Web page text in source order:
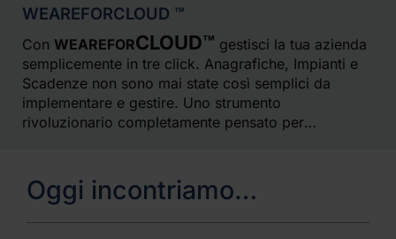
WEAREFORCLOUD ™
Con WEAREFORCLOUD™ gestisci la tua azienda
semplicemente in tre click. Anagrafiche, Impianti e
Scadenze non sono mai state così semplici da
implementare e gestire. Uno strumento
rivoluzionario completamente pensato per
Oggi incontriamo…